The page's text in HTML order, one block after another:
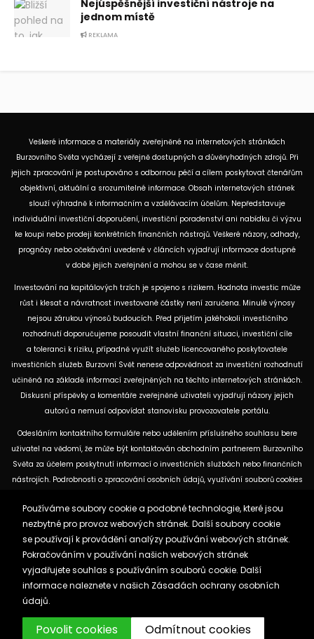
Nejúspěšnější investiční nástroje na
jednom místě
REKLAMA
Veškeré informace a materiály zveřejněné na internetových stránkách
Burzovního Světa vycházejí z veřejně dostupných a důvěryhodných zdrojů. Při
jejich zpracování je postupováno s odbornou péčí a cílem poskytovat čtenářům
objektivní, aktuální a srozumitelné informace. Obsah internetových stránek
slouží výhradně k informačním a vzdělávacím účelům. Nepředstavuje
individuální investiční doporučení, investiční poradenství ani nabídku či výzvu
ke koupi nebo prodeji konkrétních finančních nástrojů. Veškeré názory, odhady,
prognózy nebo očekávání uvedené v článcích vyjadřují informace dostupné
v době jejich zveřejnění a mohou se v čase měnit.
Investování na kapitálových trzích je spojeno s rizikem. Hodnota investic může
růst i klesat a návratnost investované částky není zaručena. Minulé výnosy
nejsou zárukou výnosů budoucích. Před přijetím jakéhokoli investičního
rozhodnutí doporučujeme posoudit vlastní finanční situaci, investiční cíle
a toleranci k riziku, případně využít služeb licencovaného poskytovatele
investičních služeb. Burzovní Svět nenese odpovědnost za investiční rozhodnutí
učiněná na základě informací zveřejněných na těchto internetových stránkách.
Diskusní příspěvky a komentáře zveřejněné uživateli vyjadřují názory jejich
autorů a nemusí odpovídat stanovisku provozovatele portálu.
Odesláním kontaktního formuláře nebo udělením příslušného souhlasu bere
uživatel na vědomí, že může být kontaktován obchodním partnerem Burzovního
Světa za účelem poskytnutí informací o investičních službách nebo finančních
nástrojích. Podrobnosti o zpracování osobních údajů, využívání souborů cookies
dostupných na těchto internetových stránkách. U jednotlivých článků mohou
být uvedeny informace o použitých zdrojích, datu původní analýzy nebo datu,
ke kterému se vztahují uvedené tržní údaje.
Zásady ochrany osobních údajů a cookies
Reklama
Burzovnisvet.cz © 2026
Používáme soubory cookie a podobné technologie, které jsou
nezbytné pro provoz webových stránek. Další soubory cookie
se používají k provádění analýzy používání webových stránek.
Pokračováním v používání našich webových stránek
vyjadřujete souhlas s používáním souborů cookie. Další
informace naleznete v našich Zásadách ochrany osobních
údajů.
Povolit cookies Odmítnout cookies